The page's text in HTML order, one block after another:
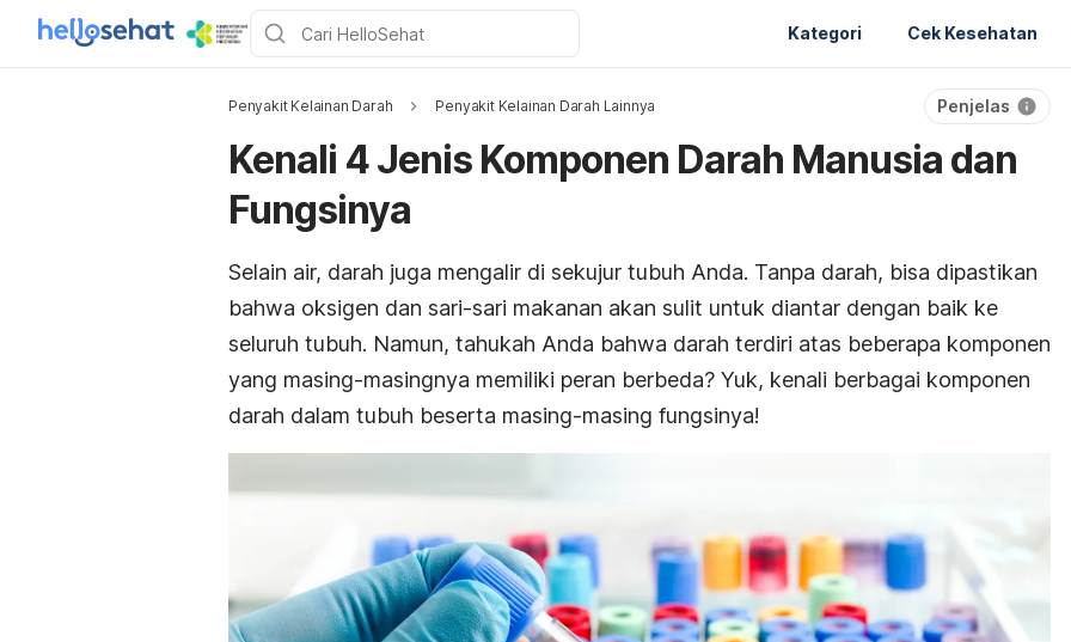
Kategori Cek Kesehatan
Penyakit Kelainan Darah Penyakit Kelainan Darah Lainnya Penjelas
Kenali 4 Jenis Komponen Darah Manusia dan
Fungsinya
Selain air, darah juga mengalir di sekujur tubuh Anda. Tanpa darah, bisa dipastikan
bahwa oksigen dan sari-sari makanan akan sulit untuk diantar dengan baik ke
seluruh tubuh. Namun, tahukah Anda bahwa darah terdiri atas beberapa komponen
yang masing-masingnya memiliki peran berbeda? Yuk, kenali berbagai komponen
darah dalam tubuh beserta masing-masing fungsinya!